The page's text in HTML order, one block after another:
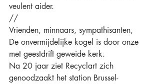
veulent aider.
//
Vrienden, minnaars, sympathisanten,
De onvermijdelijke kogel is door onze
met geestdrift geweide kerk.
Na 20 jaar ziet Recyclart zich
genoodzaakt het station Brussel-